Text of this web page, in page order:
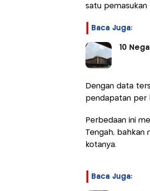
satu pemasukan
Baca Juga:
10
Dengan data
pendapatan per
Perbedaan ini
Tengah, bahkan
kotanya.
Baca Juga: